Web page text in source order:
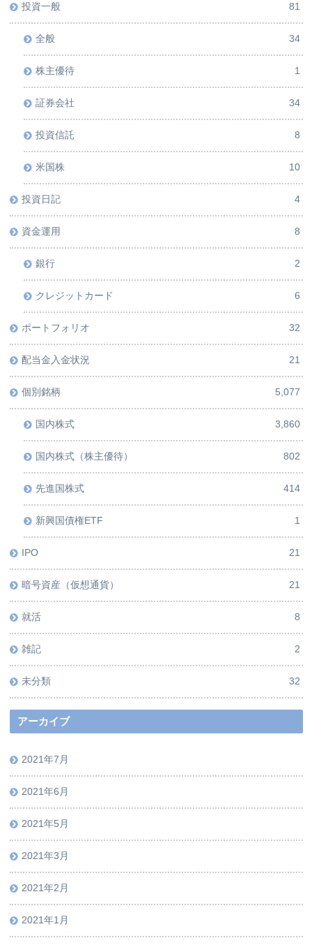
投資一般 81
全般 34
株主優待 1
証券会社 34
投資信託 8
米国株 10
投資日記 4
資金運用 8
銀行 2
クレジットカード 6
ポートフォリオ 32
配当金入金状況 21
個別銘柄 5,077
国内株式 3,860
国内株式（株主優待） 802
先進国株式 414
新興国債権ETF 1
IPO 21
暗号資産（仮想通貨） 21
就活 8
雑記 2
未分類 32
アーカイブ
2021年7月
2021年6月
2021年5月
2021年3月
2021年2月
2021年1月